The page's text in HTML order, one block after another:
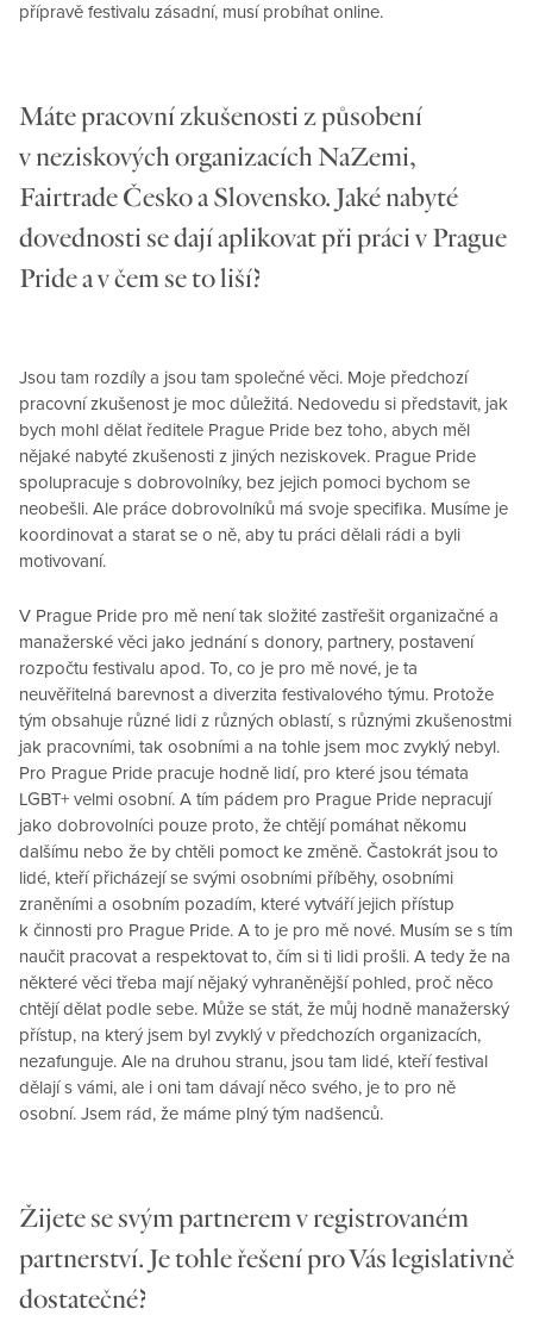
přípravě festivalu zásadní, musí probíhat online.
Máte pracovní zkušenosti z působení
v neziskových organizacích NaZemi,
Fairtrade Česko a Slovensko. Jaké nabyté
dovednosti se dají aplikovat při práci v Prague
Pride a v čem se to liší?
Jsou tam rozdíly a jsou tam společné věci. Moje předchozí
pracovní zkušenost je moc důležitá. Nedovedu si představit, jak
bych mohl dělat ředitele Prague Pride bez toho, abych měl
nějaké nabyté zkušenosti z jiných neziskovek. Prague Pride
spolupracuje s dobrovolníky, bez jejich pomoci bychom se
neobešli. Ale práce dobrovolníků má svoje specifika. Musíme je
koordinovat a starat se o ně, aby tu práci dělali rádi a byli
motivovaní.
V Prague Pride pro mě není tak složité zastřešit organizačné a
manažerské věci jako jednání s donory, partnery, postavení
rozpočtu festivalu apod. To, co je pro mě nové, je ta
neuvěřitelná barevnost a diverzita festivalového týmu. Protože
tým obsahuje různé lidi z různých oblastí, s různými zkušenostmi
jak pracovními, tak osobními a na tohle jsem moc zvyklý nebyl.
Pro Prague Pride pracuje hodně lidí, pro které jsou témata
LGBT+ velmi osobní. A tím pádem pro Prague Pride nepracují
jako dobrovolníci pouze proto, že chtějí pomáhat někomu
dalšímu nebo že by chtěli pomoct ke změně. Častokrát jsou to
lidé, kteří přicházejí se svými osobními příběhy, osobními
zraněními a osobním pozadím, které vytváří jejich přístup
k činnosti pro Prague Pride. A to je pro mě nové. Musím se s tím
naučit pracovat a respektovat to, čím si ti lidi prošli. A tedy že na
některé věci třeba mají nějaký vyhraněnější pohled, proč něco
chtějí dělat podle sebe. Může se stát, že můj hodně manažerský
přístup, na který jsem byl zvyklý v předchozích organizacích,
nezafunguje. Ale na druhou stranu, jsou tam lidé, kteří festival
dělají s vámi, ale i oni tam dávají něco svého, je to pro ně
osobní. Jsem rád, že máme plný tým nadšenců.
Žijete se svým partnerem v registrovaném
partnerství. Je tohle řešení pro Vás legislativně
dostatečné?